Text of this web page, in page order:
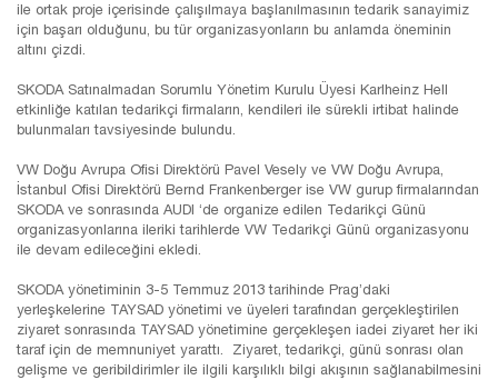
ile ortak proje içerisinde çalışılmaya başlanılmasının tedarik sanayimiz
için başarı olduğunu, bu tür organizasyonların bu anlamda öneminin
altını çizdi.
SKODA Satınalmadan Sorumlu Yönetim Kurulu Üyesi Karlheinz Hell
etkinliğe katılan tedarikçi firmaların, kendileri ile sürekli irtibat halinde
bulunmaları tavsiyesinde bulundu.
VW Doğu Avrupa Ofisi Direktörü Pavel Vesely ve VW Doğu Avrupa,
İstanbul Ofisi Direktörü Bernd Frankenberger ise VW gurup firmalarından
SKODA ve sonrasında AUDI ‘de organize edilen Tedarikçi Günü
organizasyonlarına ileriki tarihlerde VW Tedarikçi Günü organizasyonu
ile devam edileceğini ekledi.
SKODA yönetiminin 3-5 Temmuz 2013 tarihinde Prag’daki
yerleşkelerine TAYSAD yönetimi ve üyeleri tarafından gerçekleştirilen
ziyaret sonrasında TAYSAD yönetimine gerçekleşen iadei ziyaret her iki
taraf için de memnuniyet yarattı. Ziyaret, tedarikçi, günü sonrası olan
gelişme ve geribildirimler ile ilgili karşılıklı bilgi akışının sağlanabilmesini